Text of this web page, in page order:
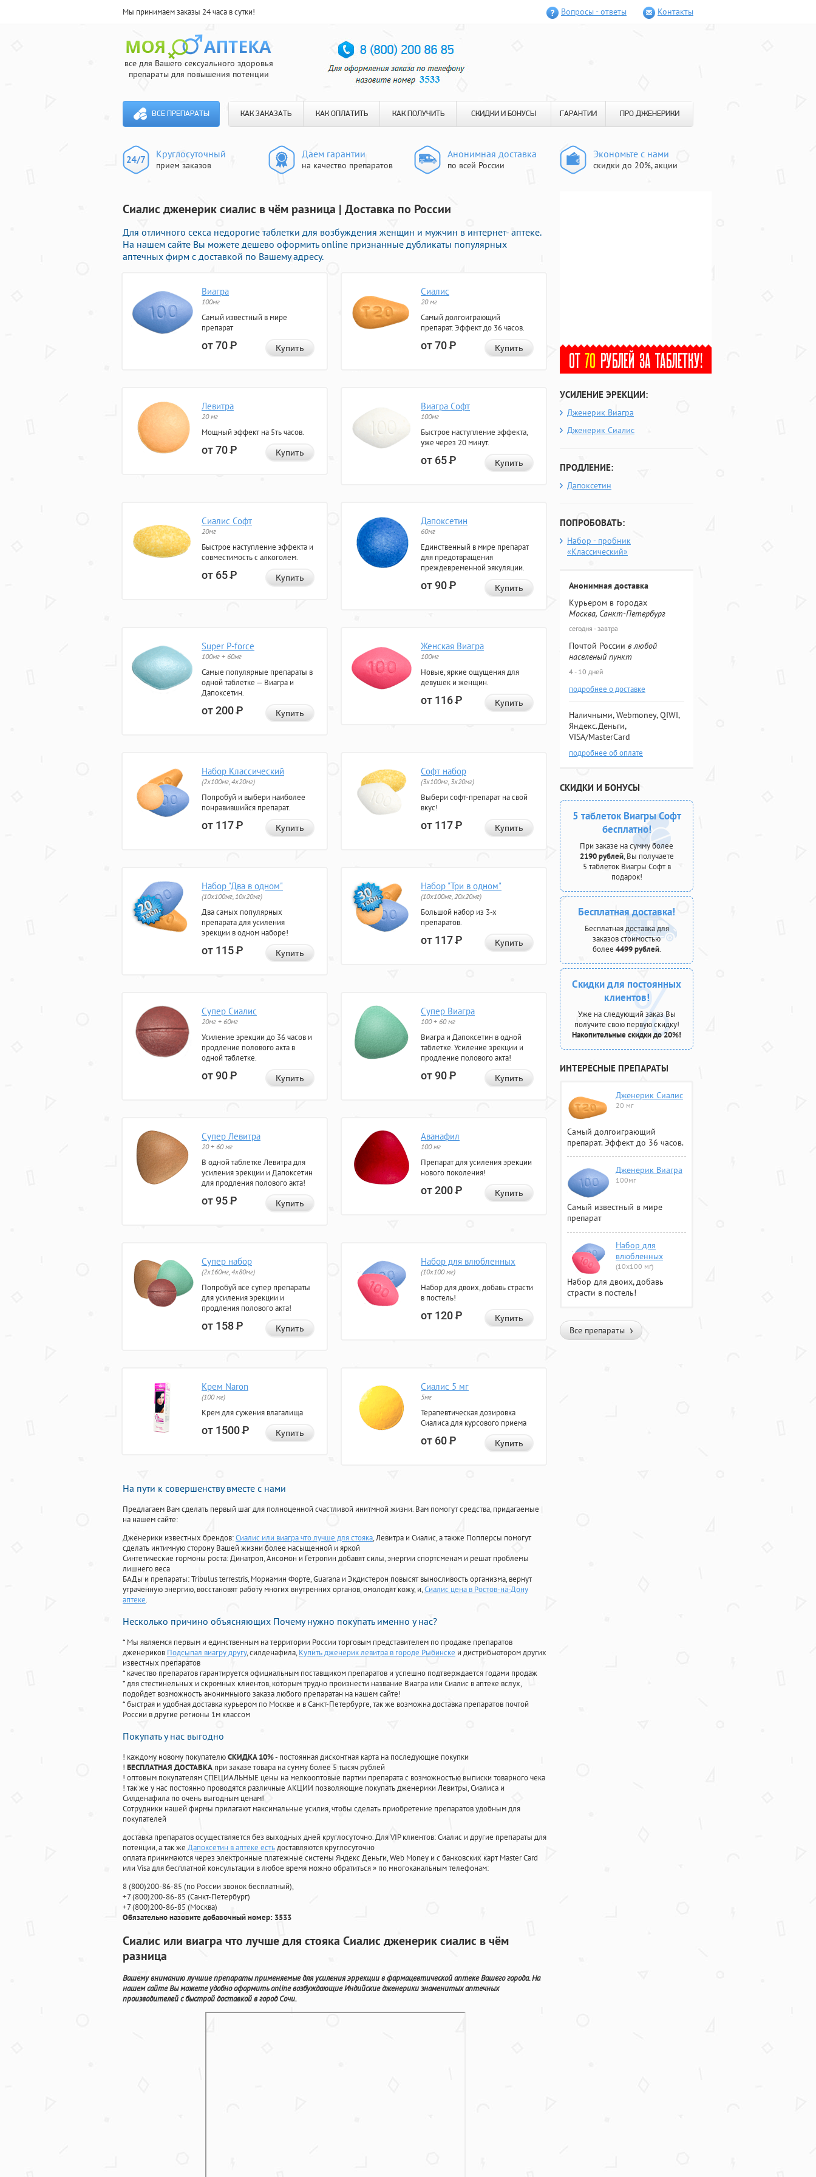
Мы принимаем заказы 24 часа в сутки! Вопросы - ответы Контакты
все для Вашего сексуального здоровья
препараты для повышения потенции
ВСЕ ПРЕПАРАТЫ КАК ЗАКАЗАТЬ КАК ОПЛАТИТЬ КАК ПОЛУЧИТЬ СКИДКИ И БОНУСЫ ГАРАНТИИ ПРО ДЖЕНЕРИКИ
Круглосуточный
прием заказов
Даем гарантии
на качество препаратов
Анонимная доставка
по всей России
Экономьте с нами
скидки до 20%, акции
Сиалис дженерик сиалис в чём разница | Доставка по России
Для отличного секса недорогие таблетки для возбуждения женщин и мужчин в интернет- аптеке.
На нашем сайте Вы можете дешево оформить online признанные дубликаты популярных
аптечных фирм с доставкой по Вашему адресу.
Виагра
100мг
Самый известный в мире
препарат
от 70Р Купить
Сиалис
20 мг
Самый долгоиграющий
препарат. Эффект до 36 часов.
от 70Р Купить
Левитра
20 мг
Мощный эффект на 5ть часов.
от 70Р Купить
Виагра Софт
100мг
Быстрое наступление эффекта,
уже через 20 минут.
от 65Р Купить
Сиалис Софт
20мг
Быстрое наступление эффекта и
совместимость с алкоголем.
от 65Р Купить
Дапоксетин
60мг
Единственный в мире препарат
для предотвращения
преждевременной эякуляции.
от 90Р Купить
Super P-force
100мг + 60мг
Самые популярные препараты в
одной таблетке — Виагра и
Дапоксетин.
от 200Р Купить
Женская Виагра
100мг
Новые, яркие ощущения для
девушек и женщин.
от 116Р Купить
Набор Классический
(2x100мг, 4x20мг)
Попробуй и выбери наиболее
понравившийся препарат.
от 117Р Купить
Софт набор
(3x100мг, 3x20мг)
Выбери софт-препарат на свой
вкус!
от 117Р Купить
Набор "Два в одном"
(10x100мг, 10x20мг)
Два самых популярных
препарата для усиления
эрекции в одном наборе!
от 115Р Купить
Набор "Три в одном"
(10x100мг, 20x20мг)
Большой набор из 3-х
препаратов.
от 117Р Купить
Супер Сиалис
20мг + 60мг
Усиление эрекции до 36 часов и
продление полового акта в
одной таблетке.
от 90Р Купить
Супер Виагра
100 + 60 мг
Виагра и Дапоксетин в одной
таблетке. Усиление эрекции и
продление полового акта!
от 90Р Купить
Супер Левитра
20 + 60 мг
В одной таблетке Левитра для
усиления эрекции и Дапоксетин
для продления полового акта!
от 95Р Купить
Аванафил
100 мг
Препарат для усиления эрекции
нового поколения!
от 200Р Купить
Супер набор
(2х160мг, 4х80мг)
Попробуй все супер препараты
для усиления эрекции и
продления полового акта!
от 158Р Купить
Набор для влюбленных
(10х100 мг)
Набор для двоих, добавь страсти
в постель!
от 120Р Купить
Крем Naron
(100 мг)
Крем для сужения влагалища
от 1500Р Купить
Сиалис 5 мг
5мг
Терапевтическая дозировка
Сиалиса для курсового приема
от 60Р Купить
На пути к совершенству вместе с нами
Предлагаем Вам сделать первый шаг для полноценной счастливой инитмной жизни. Вам помогут средства, придагаемые
на нашем сайте:
Дженерики известных брендов:Сиалис или виагра что лучше для стояка, Левитра и Сиалис, а также Попперсы помогут
сделать интимную сторону Вашей жизни более насыщенной и яркой
Синтетические гормоны роста: Динатроп, Ансомон и Гетропин добавят силы, энергии спортсменам и решат проблемы
лишнего веса
БАДы и препараты:Tribulus terrestris, Мориамин Форте, Guarana и Экдистерон повысят выносливость организма, вернут
утраченную энергию, восстановят работу многих внутренних органов, омолодят кожу, и,Сиалис цена в Ростов-на-Дону
аптеке.
Несколько причино объясняющих Почему нужно покупать именно у нас?
* Мы являемся первым и единственным на территории России торговым представителем по продаже препаратов
дженериков Подсыпал виагру другу, силденафила, Купить дженерик левитра в городе Рыбинске и дистрибьютором других
известных препаратов
* качество препаратов гарантируется официальным поставщиком препаратов и успешно подтверждается годами продаж
* для стестинельных и скромных клиентов, которым трудно произнести название Виагра или Сиалис в аптеке вслух,
подойдет возможность анонимныого заказа любого препаратан на нашем сайте!
* быстрая и удобная доставка курьером по Москве и в Санкт-Петербурге, так же возможна доставка препаратов почтой
России в другие регионы 1м классом
Покупать у нас выгодно
! каждому новому покупателюСКИДКА 10%- постоянная дисконтная карта на последующие покупки
! БЕСПЛАТНАЯ ДОСТАВКА при заказе товара на сумму более 5 тысяч рублей
! оптовым покупателям СПЕЦИАЛЬНЫЕ цены на мелкооптовые партии препарата с возможностью выписки товарного чека
! так же у нас постоянно проводятся различные АКЦИИ позволяющие покупать дженерики Левитры, Сиалиса и
Силденафила по очень выгодным ценам!
Cотрудники нашей фирмы прилагают максимальные усилия, чтобы сделать приобретение препаратов удобным для
покупателей
доставка препаратов осуществляется без выходных дней круглосуточно. Для VIP клиентов: Сиалис и другие препараты для
потенции, а так же Дапоксетин в аптеке естьдоставляются круглосуточно
оплата принимаются через электронные платежные системы Яндекс Деньги, Web Money и с банковских карт Master Card
или Visa для бесплатной консультации в любое время можно обратиться» по многоканальным телефонам:
8(800)200-86-85 (по России звонок бесплатный),
+7(800)200-86-85 (Санкт-Петербург)
+7(800)200-86-85 (Москва)
Обязательно назовите добавочный номер: 3533
Сиалис или виагра что лучше для стояка Сиалис дженерик сиалис в чём
разница
Вашему вниманию лучшие препараты применяемые для усиления эррекции в фармацевтической аптеке Вашего города. На
нашем сайте Вы можете удобно оформить online возбуждающие Индийские дженерики знаменитых аптечных
производителей с быстрой доставкой в город Сочи.
УСИЛЕНИЕ ЭРЕКЦИИ:
Дженерик Виагра
Дженерик Сиалис
ПРОДЛЕНИЕ:
Дапоксетин
ПОПРОБОВАТЬ:
Набор - пробник
«Классический»
Анонимная доставка
Курьером в городах
Москва, Санкт-Петербург
сегодня - завтра
Почтой России в любой
населеный пункт
4 - 10 дней
подробнее о доставке
Наличными, Webmoney, QIWI,
Яндекс.Деньги,
VISA/MasterCard
подробнее об оплате
СКИДКИ И БОНУСЫ
5 таблеток Виагры Софт
бесплатно!
При заказе на сумму более
2190 рублей, Вы получаете
5 таблеток Виагры Софт в
подарок!
Бесплатная доставка!
Бесплатная доставка для
заказов стоимостью
более 4499 рублей.
Скидки для постоянных
клиентов!
Уже на следующий заказ Вы
получите свою первую скидку!
Накопительные скидки до 20%!
ИНТЕРЕСНЫЕ ПРЕПАРАТЫ
Дженерик Сиалис
20 мг
Самый долгоиграющий
препарат. Эффект до 36 часов.
Дженерик Виагра
100мг
Самый известный в мире
препарат
Набор для
влюбленных
(10х100 мг)
Набор для двоих, добавь
страсти в постель!
Все препараты